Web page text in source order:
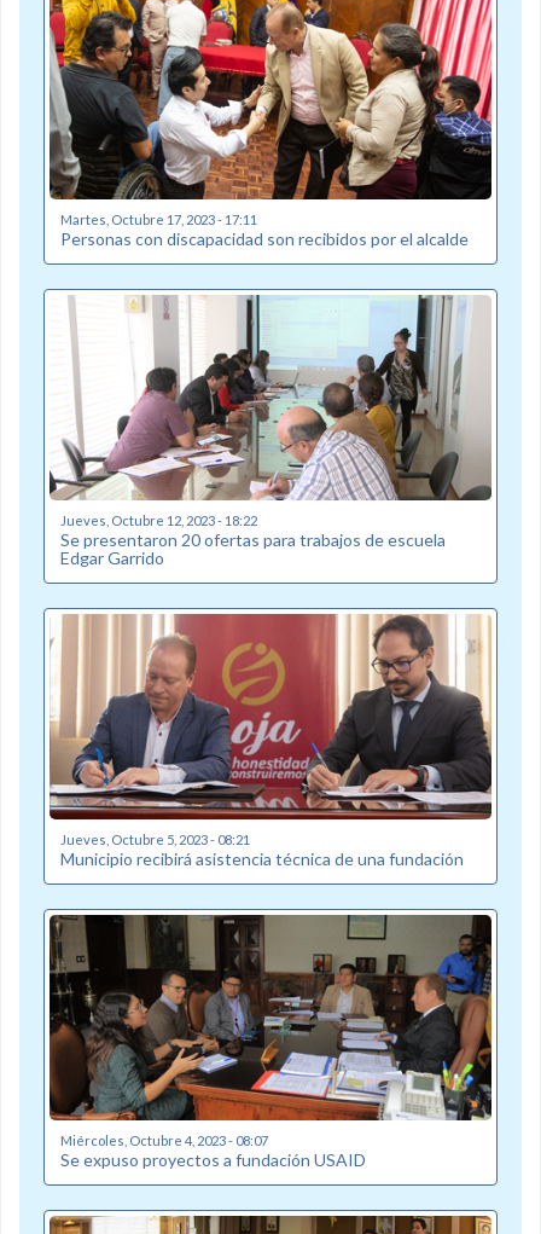
Martes, Octubre 17, 2023 - 17:11
Personas con discapacidad son recibidos por el alcalde
Jueves, Octubre 12, 2023 - 18:22
Se presentaron 20 ofertas para trabajos de escuela
Edgar Garrido
Jueves, Octubre 5, 2023 - 08:21
Municipio recibirá asistencia técnica de una fundación
Miércoles, Octubre 4, 2023 - 08:07
Se expuso proyectos a fundación USAID